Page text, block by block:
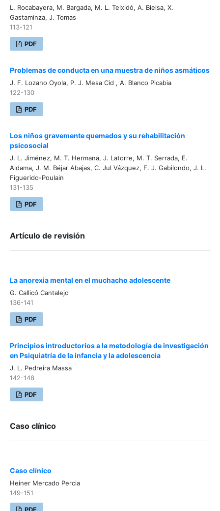
L. Rocabayera, M. Bargada, M. L. Teixidó, A. Bielsa, X.
Gastaminza, J. Tomas
113-121
PDF
Problemas de conducta en una muestra de niños asmáticos
J. F. Lozano Oyola, P. J. Mesa Cid , A. Blanco Picabia
122-130
PDF
Los niños gravemente quemados y su rehabilitación
psicosocial
J. L. Jiménez, M. T. Hermana, J. Latorre, M. T. Serrada, E.
Aldama, J. M. Béjar Abajas, C. Jul Vázquez, F. J. Gabilondo, J. L.
Figuerido-Poulain
131-135
PDF
Artículo de revisión
La anorexia mental en el muchacho adolescente
G. Callicó Cantalejo
136-141
PDF
Principios introductorios a la metodología de investigación
en Psiquiatría de la infancia y la adolescencia
J. L. Pedreira Massa
142-148
PDF
Caso clínico
Caso clínico
Heiner Mercado Percia
149-151